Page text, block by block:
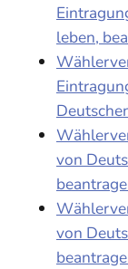
leben,
von
von